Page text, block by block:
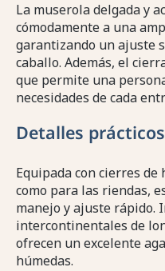
La muserola delgada y
cómodamente a una
garantizando un ajuste
caballo. Además, el
que permite una
necesidades de cada
Detalles
Equipada con cierres
como para las riendas,
manejo y ajuste rápido.
intercontinentales de
ofrecen un excelente
húmedas.